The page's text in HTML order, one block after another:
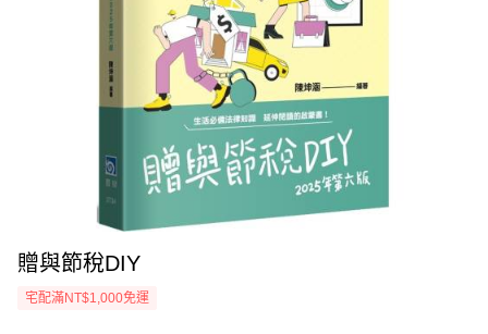
贈與節稅DIY
宅配滿NT$1,000免運